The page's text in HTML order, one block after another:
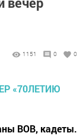
1151 0 0
ВОВ, кадеты.